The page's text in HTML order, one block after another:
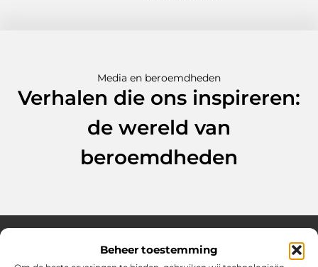
Beheer toestemming
Media en beroemdheden
Verhalen die ons inspireren:
de wereld van
beroemdheden